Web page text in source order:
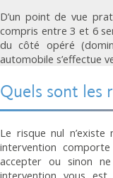
D’un point de vue
compris entre 3 et 6
du côté opéré
automobile s’effectue
Quels sont les
Le risque nul n’existe
intervention
accepter ou sinon
intervention vous